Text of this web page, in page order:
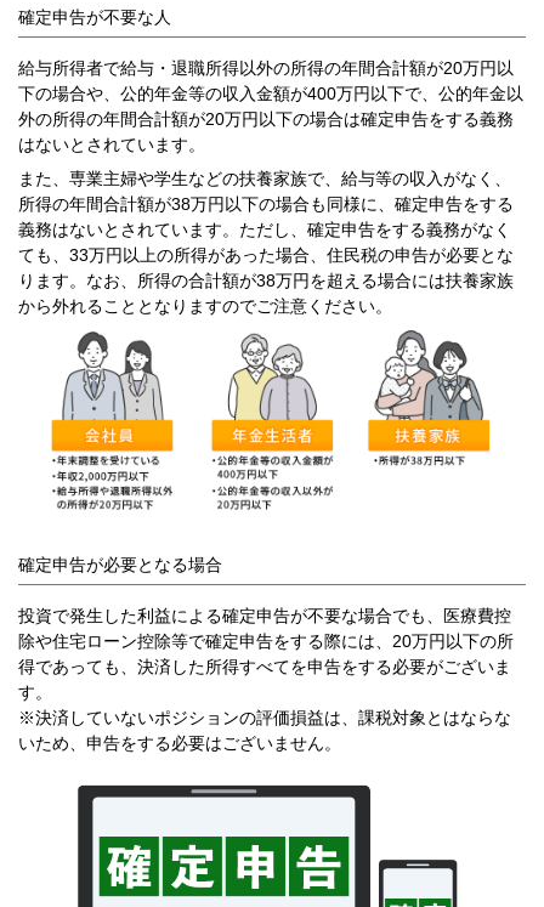
確定申告が不要な人
給与所得者で給与・退職所得以外の所得の年間合計額が20万円以
下の場合や、公的年金等の収入金額が400万円以下で、公的年金以
外の所得の年間合計額が20万円以下の場合は確定申告をする義務
はないとされています。
また、専業主婦や学生などの扶養家族で、給与等の収入がなく、
所得の年間合計額が38万円以下の場合も同様に、確定申告をする
義務はないとされています。ただし、確定申告をする義務がなく
ても、33万円以上の所得があった場合、住民税の申告が必要とな
ります。なお、所得の合計額が38万円を超える場合には扶養家族
から外れることとなりますのでご注意ください。
確定申告が必要となる場合
投資で発生した利益による確定申告が不要な場合でも、医療費控
除や住宅ローン控除等で確定申告をする際には、20万円以下の所
得であっても、決済した所得すべてを申告をする必要がございま
す。
※決済していないポジションの評価損益は、課税対象とはならな
いため、申告をする必要はございません。